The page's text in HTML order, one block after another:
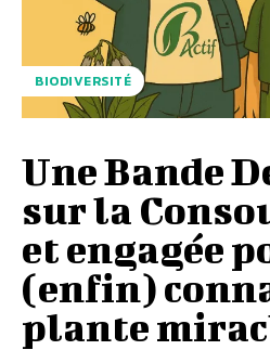
BIODIVERSITÉ
Une Bande
sur la
et engagée
(enfin)
plante